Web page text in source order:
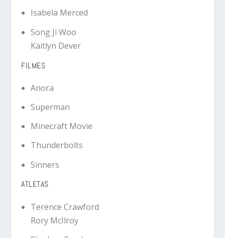
Isabela Merced
Song Ji Woo
Kaitlyn Dever
FILMES
Anora
Superman
Minecraft Movie
Thunderbolts
Sinners
ATLETAS
Terence Crawford
Rory McIlroy